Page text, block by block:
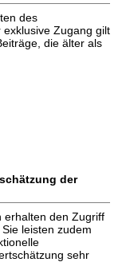
des
Zugang gilt
die älter als
der
erhalten den Zugriff
leisten zudem
sehr